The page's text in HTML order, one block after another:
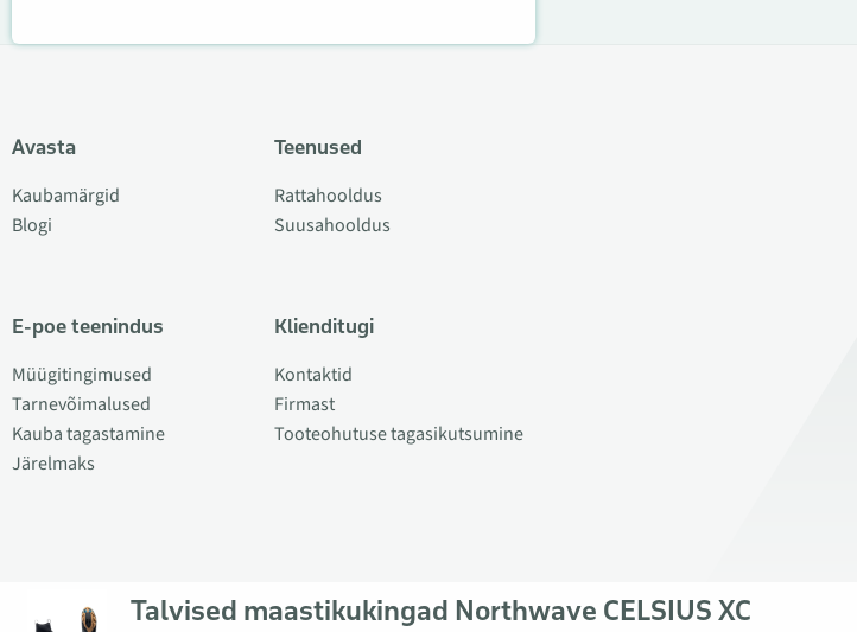
Talvised maastikukingad Northwave CELSIUS XC
Avasta
Kaubamärgid
Blogi
E-poe teenindus
Müügitingimused
Tarnevõimalused
Kauba tagastamine
Järelmaks
Teenused
Rattahooldus
Suusahooldus
Klienditugi
Kontaktid
Firmast
Tooteohutuse tagasikutsumine